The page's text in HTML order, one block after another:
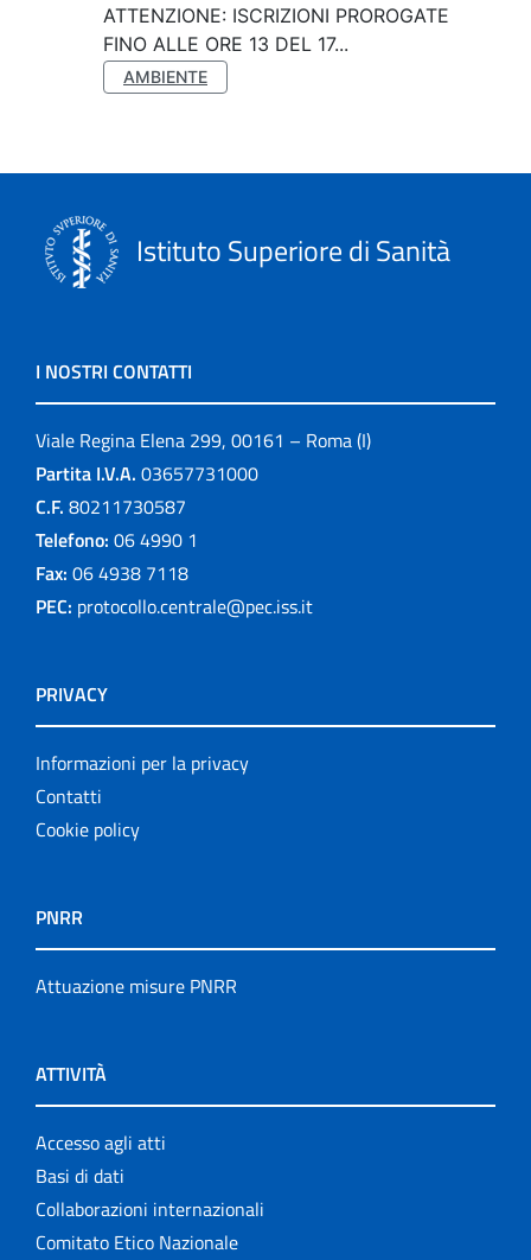
ATTENZIONE: ISCRIZIONI PROROGATE
FINO ALLE ORE 13 DEL 17...
AMBIENTE
Istituto Superiore di Sanità
I NOSTRI CONTATTI
Viale Regina Elena 299, 00161 – Roma (I)
Partita I.V.A. 03657731000
C.F. 80211730587
Telefono: 06 4990 1
Fax: 06 4938 7118
PEC: protocollo.centrale@pec.iss.it
PRIVACY
Informazioni per la privacy
Contatti
Cookie policy
PNRR
Attuazione misure PNRR
ATTIVITÀ
Accesso agli atti
Basi di dati
Collaborazioni internazionali
Comitato Etico Nazionale